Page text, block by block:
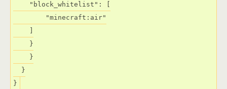
    "block_whitelist": [
        "minecraft:air"
    }
    }
  }
}